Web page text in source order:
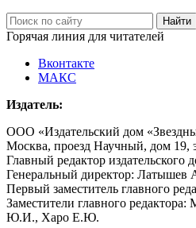
Горячая линия для читателей
Вконтакте
МАКС
Издатель:
ООО «Издательский дом
Москва, проезд Научный, дом 19,
Главный редактор
Генеральный директор: Латышев
Первый заместитель главного
Заместители главного
Ю.И., Харо Е.Ю.